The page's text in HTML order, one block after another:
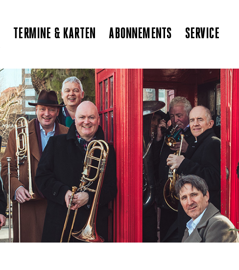
TERMINE & KARTEN ABONNEMENTS SERVICE